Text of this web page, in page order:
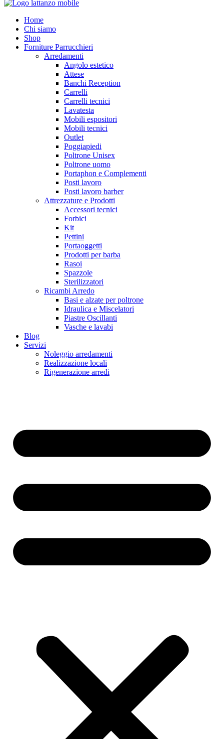
Home
Chi siamo
Shop
Forniture Parrucchieri
Arredamenti
Angolo estetico
Attese
Banchi Reception
Carrelli
Carrelli tecnici
Lavatesta
Mobili espositori
Mobili tecnici
Outlet
Poggiapiedi
Poltrone Unisex
Poltrone uomo
Portaphon e Complementi
Posti lavoro
Posti lavoro barber
Attrezzature e Prodotti
Accessori tecnici
Forbici
Kit
Pettini
Portaoggetti
Prodotti per barba
Rasoi
Spazzole
Sterilizzatori
Ricambi Arredo
Basi e alzate per poltrone
Idraulica e Miscelatori
Piastre Oscillanti
Vasche e lavabi
Blog
Servizi
Noleggio arredamenti
Realizzazione locali
Rigenerazione arredi